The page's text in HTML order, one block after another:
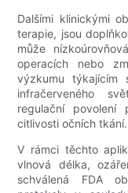
Dalšími klinickými
terapie, jsou
může
operacích nebo
výzkumu týkajícím
infračerveného
regulační povolení
citlivosti očních tkání.
V rámci těchto
vlnová délka,
schválená FDA